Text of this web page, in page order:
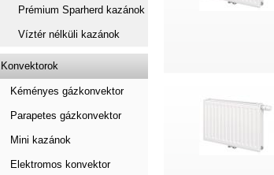
Prémium Sparherd kazánok
Víztér nélküli kazánok
Konvektorok
Kéményes gázkonvektor
Parapetes gázkonvektor
Mini kazánok
Elektromos konvektor